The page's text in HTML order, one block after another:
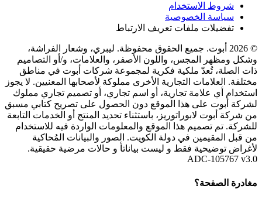
شروط الاستخدام
سياسة الخصوصية
تفضيلات ملفات تعريف الارتباط
© 2026 أبوت. جميع الحقوق محفوظة. ليبري، وشعار الفراشة،
وشكل ومظهر المجس، واللون الأصفر، والعلامات، و/أو التصاميم
ذات الصلة، تُعدّ ملكية فكرية لمجموعة شركات أبوت في مناطق
مختلفة. العلامات التجارية الأخرى مملوكة لأصحابها المعنيين. لا يجوز
استخدام أي علامة تجارية، أو اسم تجاري، أو تصميم تجاري مملوك
لشركة أبوت على هذا الموقع دون الحصول على تصريح كتابي مسبق
من شركة أبوت لابوراتوريز، باستثناء تحديد المنتج أو الخدمات التابعة
للشركة. تم تصميم هذا الموقع والمعلومات الواردة فيه للاستخدام
من قبل المقيمين في دولة الكويت. الصور والبيانات المُحاكية
لأغراض توضيحية فقط و ليست بياناتأ و حالات مرضية حقيقية.
ADC-105767 v3.0
مغادرة الصفحة؟